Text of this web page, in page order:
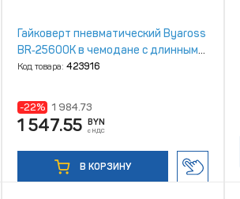
Гайковерт пневматический Byaross
BR‑25600К в чемодане с длинным
валом
Код товара: 423916
-22% 1 984.73
1 547.55 BYN
с НДС
В КОРЗИНУ